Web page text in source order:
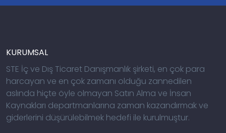
KURUMSAL
STE İç ve Dış Ticaret Danışmanlık şirketi, en çok para
harcayan ve en çok zamanı olduğu zannedilen
aslında hiçte öyle olmayan Satın Alma ve İnsan
Kaynakları departmanlarına zaman kazandırmak ve
giderlerini düşürülebilmek hedefi ile kurulmuştur.